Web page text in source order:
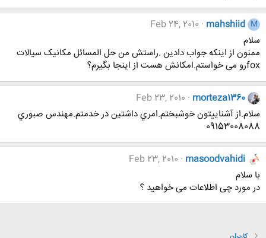
M
mahshiid
Feb 24, 2010
سلام
ممنون از اینکه جواب دادین .راستش من حل المسائل مکانیک سیالات
foxرو می خواستم.امکانش هست از اینجا بگیرم؟
morteza1360
Feb 23, 2010
سلام.از آشناييتون خوشبختم.امري داشتين در خدمتم.مهندس صبوري
09153008088
masoodvahidi
Feb 23, 2010
با سلام
در مورد چی اطلاعات می خواهید ؟